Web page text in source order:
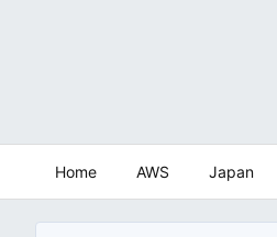
Home AWS Japan